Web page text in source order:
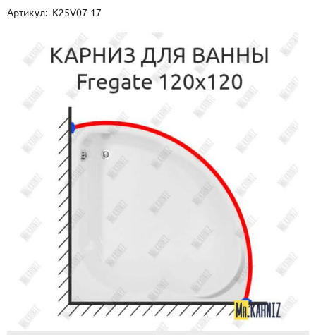
Артикул:-K25V07-17